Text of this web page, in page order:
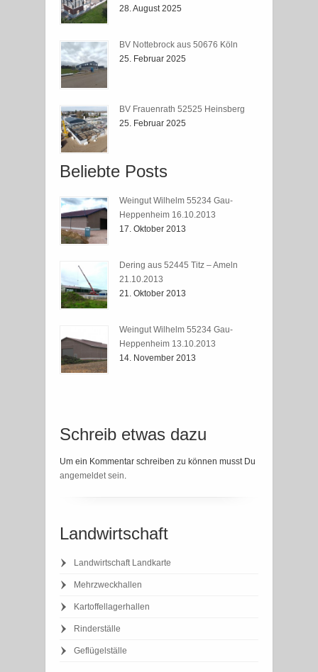
28. August 2025
BV Nottebrock aus 50676 Köln
25. Februar 2025
BV Frauenrath 52525 Heinsberg
25. Februar 2025
Beliebte Posts
Weingut Wilhelm 55234 Gau-
Heppenheim 16.10.2013
17. Oktober 2013
Dering aus 52445 Titz – Ameln
21.10.2013
21. Oktober 2013
Weingut Wilhelm 55234 Gau-
Heppenheim 13.10.2013
14. November 2013
Schreib etwas dazu
Um ein Kommentar schreiben zu können musst Du
angemeldet sein
Landwirtschaft
Landwirtschaft Landkarte
Mehrzweckhallen
Kartoffellagerhallen
Rinderställe
Geflügelställe